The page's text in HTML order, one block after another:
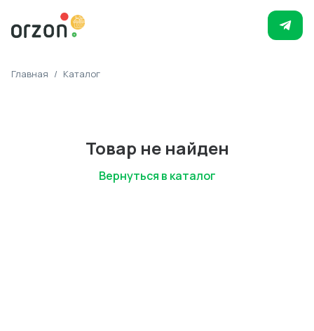
Главная / Каталог
Товар не найден
Вернуться в каталог